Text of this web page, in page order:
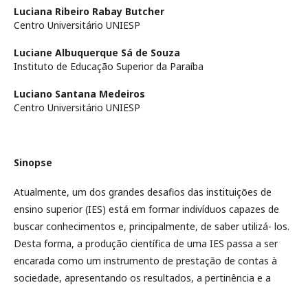
Luciana Ribeiro Rabay Butcher
Centro Universitário UNIESP
Luciane Albuquerque Sá de Souza
Instituto de Educação Superior da Paraíba
Luciano Santana Medeiros
Centro Universitário UNIESP
Sinopse
Atualmente, um dos grandes desafios das instituições de
ensino superior (IES) está em formar indivíduos capazes de
buscar conhecimentos e, principalmente, de saber utilizá- los.
Desta forma, a produção científica de uma IES passa a ser
encarada como um instrumento de prestação de contas à
sociedade, apresentando os resultados, a pertinência e a